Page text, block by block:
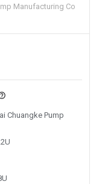
Manufacturing Co
Chuangke Pump